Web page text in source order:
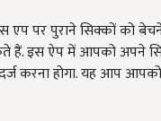
एप पर पुराने सिक्कों को
इस ऐप में आपको अपने
करना होगा. यह आप आपको